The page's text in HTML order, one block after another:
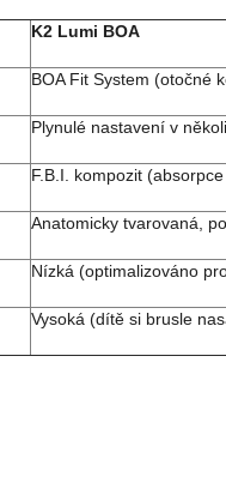
K2 Lumi BOA
BOA Fit System (otočné
Plynulé nastavení v
F.B.I. kompozit
Anatomicky tvarovaná,
Nízká (optimalizováno
Vysoká (dítě si brusle